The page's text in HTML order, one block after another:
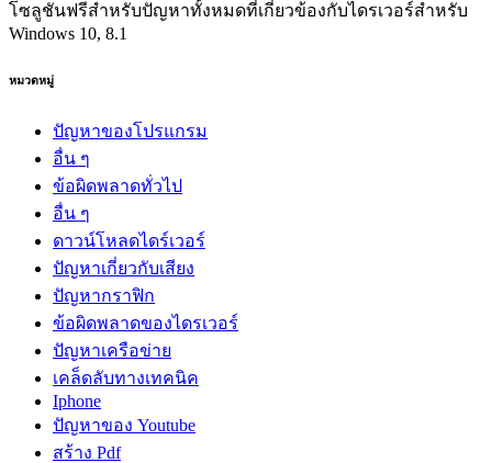
โซลูชันฟรีสำหรับปัญหาทั้งหมดที่เกี่ยวข้องกับไดรเวอร์สำหรับ
Windows 10, 8.1
หมวดหมู่
ปัญหาของโปรแกรม
อื่น ๆ
ข้อผิดพลาดทั่วไป
อื่น ๆ
ดาวน์โหลดไดร์เวอร์
ปัญหาเกี่ยวกับเสียง
ปัญหากราฟิก
ข้อผิดพลาดของไดรเวอร์
ปัญหาเครือข่าย
เคล็ดลับทางเทคนิค
Iphone
ปัญหาของ Youtube
สร้าง Pdf